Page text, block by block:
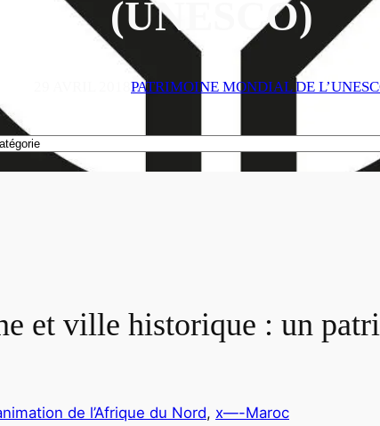
(UNESCO)
PATRIMOINE MONDIAL DE
et ville historique : un
de l’Afrique du Nord, x—-Maroc